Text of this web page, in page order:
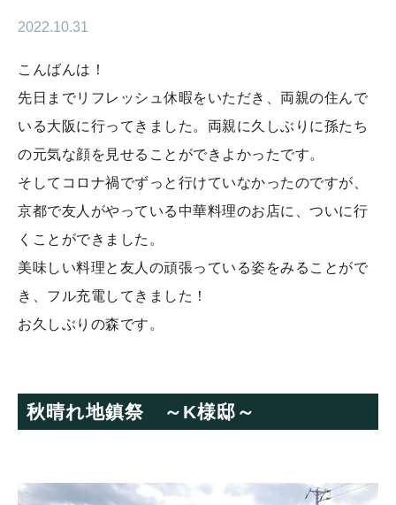
2022.10.31
こんばんは！
先日までリフレッシュ休暇をいただき、両親の住んで
いる大阪に行ってきました。両親に久しぶりに孫たち
の元気な顔を見せることができよかったです。
そしてコロナ禍でずっと行けていなかったのですが、
京都で友人がやっている中華料理のお店に、ついに行
くことができました。
美味しい料理と友人の頑張っている姿をみることがで
き、フル充電してきました！
お久しぶりの森です。
秋晴れ地鎮祭 ～K様邸～